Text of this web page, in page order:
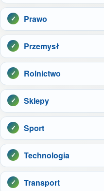
Prawo
Przemysł
Rolnictwo
Sklepy
Sport
Technologia
Transport